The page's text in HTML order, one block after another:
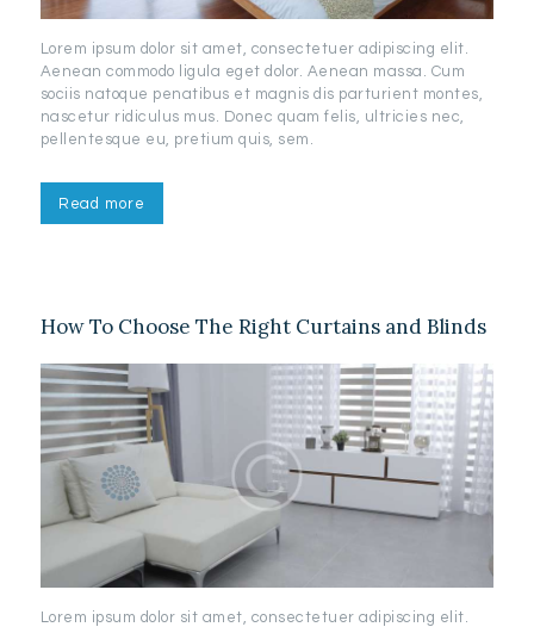
Lorem ipsum dolor sit amet, consectetuer adipiscing elit.
Aenean commodo ligula eget dolor. Aenean massa. Cum
sociis natoque penatibus et magnis dis parturient montes,
nascetur ridiculus mus. Donec quam felis, ultricies nec,
pellentesque eu, pretium quis, sem.
Read more
How To Choose The Right Curtains and Blinds
Lorem ipsum dolor sit amet, consectetuer adipiscing elit.